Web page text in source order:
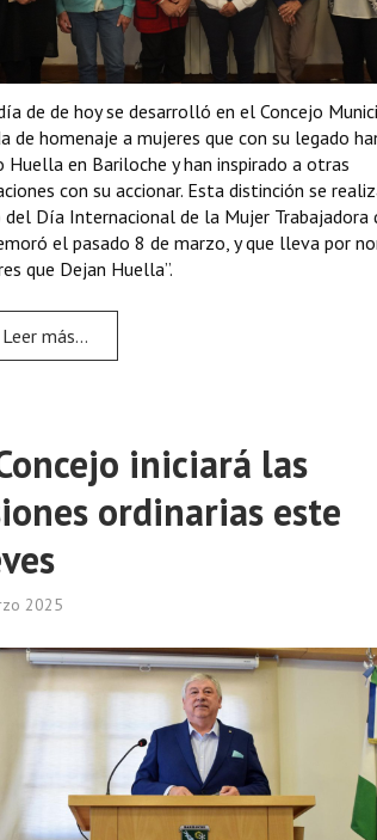
de de hoy se desarrolló en el Concejo
de homenaje a mujeres que con su legado
Huella en Bariloche y han inspirado a otras
con su accionar. Esta distinción se
del Día Internacional de la Mujer Trabajadora
el pasado 8 de marzo, y que lleva por
que Dejan Huella”.
Leer más...
iniciará las
ordinarias este
2025